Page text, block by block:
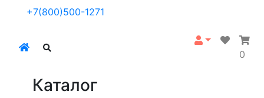
+7(800)500-1271
0
Каталог